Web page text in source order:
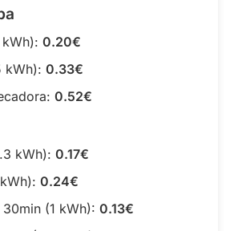
0.20€
kWh): 0.33€
0.52€
kWh): 0.17€
0.24€
(1 kWh): 0.13€